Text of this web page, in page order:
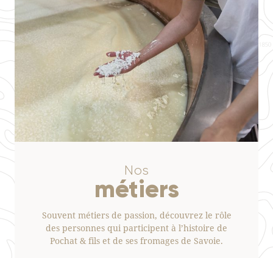
Nos
métiers
Souvent métiers de passion, découvrez le rôle
des personnes qui participent à l’histoire de
Pochat & fils et de ses fromages de Savoie.